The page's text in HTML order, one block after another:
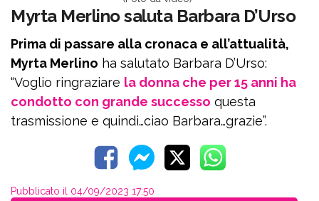
Myrta Merlino saluta Barbara D’Urso
Prima di passare alla cronaca e all’attualità,
Myrta Merlino ha salutato Barbara D’Urso:
“Voglio ringraziare la donna che per 15 anni ha
condotto con grande successo questa
trasmissione e quindi…ciao Barbara…grazie”.
Pubblicato il 04/09/2023 17:50